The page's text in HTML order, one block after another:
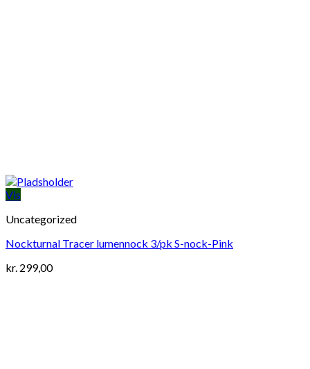
Vis
Uncategorized
Nockturnal Tracer lumennock 3/pk S-nock-Pink
kr. 299,00